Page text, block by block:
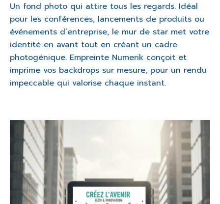
Un fond photo qui attire tous les regards. Idéal
pour les conférences, lancements de produits ou
événements d’entreprise, le mur de star met votre
identité en avant tout en créant un cadre
photogénique. Empreinte Numerik conçoit et
imprime vos backdrops sur mesure, pour un rendu
impeccable qui valorise chaque instant.